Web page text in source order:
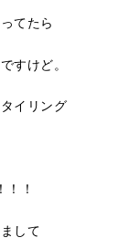
てたら
すけど。
イリング
！
して